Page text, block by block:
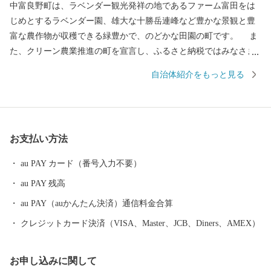
中富良野町は、ラベンダー観光発祥の地であるファーム富田をは
じめとするラベンダー園、雄大な十勝岳連峰など豊かな景観と豊
富な農作物が収穫できる緑豊かで、のどかな田園の町です。 ま
た、クリーン農業推進の町を宣言し、ふるさと納税ではみなさま
いりました。夏は寒暖差が激しく、糖度の高いメロン、湿度が低
義務教育9年間をひとまとまりとして捉え、指導の一貫性や学びの
事を始められる人を目指す『Nプロジェクト』に取り組んでいま
す。 そして、「農業と観光の推進」です。中富良野駅前に観光
拠点施設を整備し、季節型・通過型観光からの脱却、町の産業と
す。 また、自然と景観に恵まれている北星山（ほくせいやま）
自治体紹介をもっと見る
お支払い方法
au PAY カード（番号入力不要）
au PAY 残高
au PAY（auかんたん決済）通信料金合算
クレジットカード決済（VISA、Master、JCB、Diners、AMEX）
お申し込みに関して